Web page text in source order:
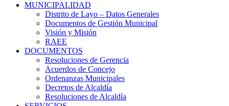
MUNICIPALIDAD
Distrito de Layo – Datos Generales
Documentos de Gestión Municipal
Visión y Misión
RAEE
DOCUMENTOS
Resoluciones de Gerencia
Acuerdos de Concejo
Ordenanzas Municipales
Decretos de Alcaldía
Resoluciones de Alcaldía